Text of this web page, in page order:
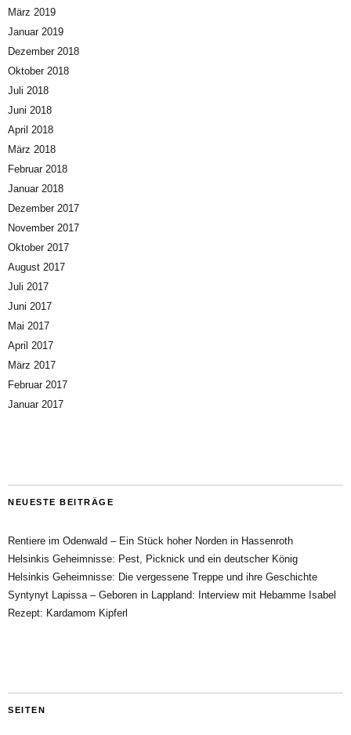
März 2019
Januar 2019
Dezember 2018
Oktober 2018
Juli 2018
Juni 2018
April 2018
März 2018
Februar 2018
Januar 2018
Dezember 2017
November 2017
Oktober 2017
August 2017
Juli 2017
Juni 2017
Mai 2017
April 2017
März 2017
Februar 2017
Januar 2017
NEUESTE BEITRÄGE
Rentiere im Odenwald – Ein Stück hoher Norden in Hassenroth
Helsinkis Geheimnisse: Pest, Picknick und ein deutscher König
Helsinkis Geheimnisse: Die vergessene Treppe und ihre Geschichte
Syntynyt Lapissa – Geboren in Lappland: Interview mit Hebamme Isabel
Rezept: Kardamom Kipferl
SEITEN